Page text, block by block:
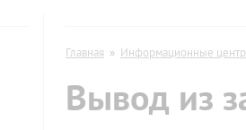
Стационарное
Амбулаторное
Главная » Информационные
Вывод из